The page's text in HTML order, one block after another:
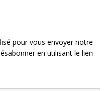
pour vous envoyer notre
en utilisant le lien